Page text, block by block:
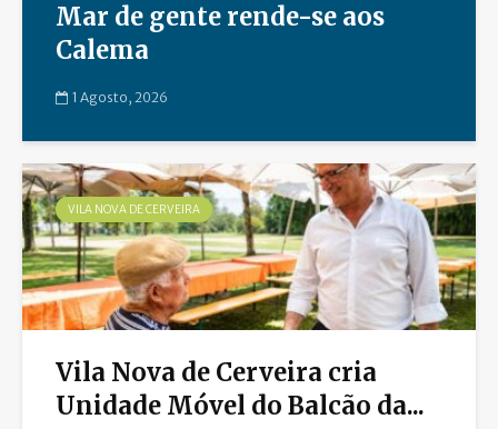
Mar de gente rende-se aos
Calema
1 Agosto, 2026
VILA NOVA DE CERVEIRA
Vila Nova de Cerveira cria
Unidade Móvel do Balcão da...